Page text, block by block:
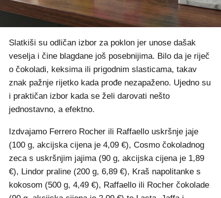
Slatkiši su odličan izbor za poklon jer unose dašak
veselja i čine blagdane još posebnijima. Bilo da je riječ
o čokoladi, keksima ili prigodnim slasticama, takav
znak pažnje rijetko kada prođe nezapaženo. Ujedno su
i praktičan izbor kada se želi darovati nešto
jednostavno, a efektno.
Izdvajamo Ferrero Rocher ili Raffaello uskršnje jaje
(100 g, akcijska cijena je 4,09 €), Cosmo čokoladnog
zeca s uskršnjim jajima (90 g, akcijska cijena je 1,89
€), Lindor praline (200 g, 6,89 €), Kraš napolitanke s
kokosom (500 g, 4,49 €), Raffaello ili Rocher čokolade